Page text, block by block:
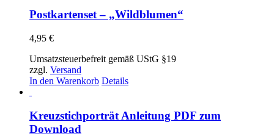
Postkartenset – „Wildblumen“
4,95 €
Umsatzsteuerbefreit gemäß UStG §19
zzgl. Versand
In den Warenkorb Details
Kreuzstichporträt Anleitung PDF zum
Download